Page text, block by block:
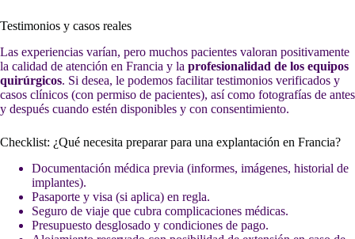
Testimonios y casos reales
Las experiencias varían, pero muchos pacientes valoran positivamente
la calidad de atención en Francia y la profesionalidad de los equipos
quirúrgicos. Si desea, le podemos facilitar testimonios verificados y
casos clínicos (con permiso de pacientes), así como fotografías de antes
y después cuando estén disponibles y con consentimiento.
Checklist: ¿Qué necesita preparar para una explantación en Francia?
Documentación médica previa (informes, imágenes, historial de
implantes).
Pasaporte y visa (si aplica) en regla.
Seguro de viaje que cubra complicaciones médicas.
Presupuesto desglosado y condiciones de pago.